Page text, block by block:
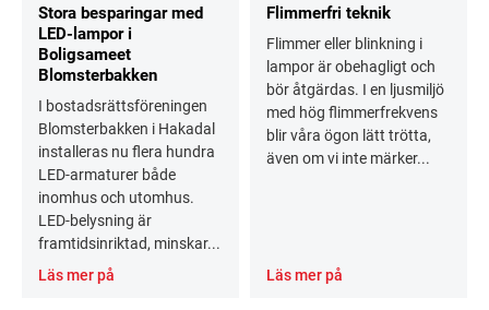
Stora besparingar med
LED-lampor i
Boligsameet
Blomsterbakken
I bostadsrättsföreningen
Blomsterbakken i Hakadal
installeras nu flera hundra
LED-armaturer både
inomhus och utomhus.
LED-belysning är
framtidsinriktad, minskar...
Läs mer på
Flimmerfri teknik
Flimmer eller blinkning i
lampor är obehagligt och
bör åtgärdas. I en ljusmiljö
med hög flimmerfrekvens
blir våra ögon lätt trötta,
även om vi inte märker...
Läs mer på